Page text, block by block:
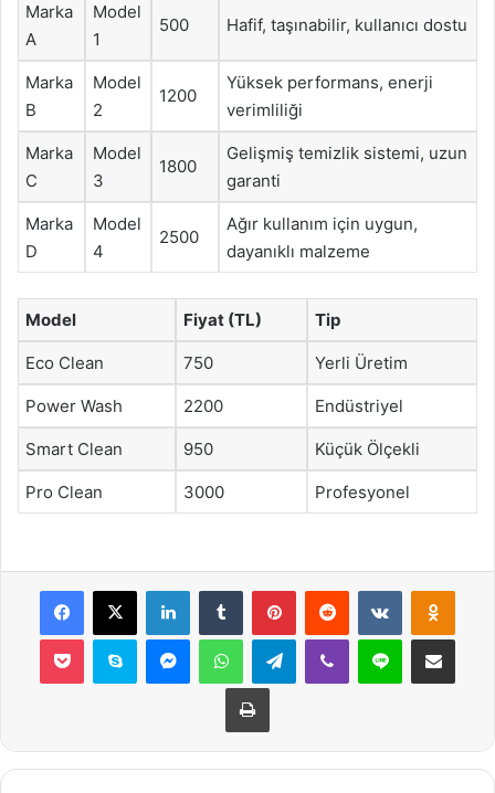
Marka
A
Model
1
500 Hafif, taşınabilir, kullanıcı dostu
Marka
B
Model
2
1200
Yüksek performans, enerji
verimliliği
Marka
C
Model
3
1800
Gelişmiş temizlik sistemi, uzun
garanti
Marka
D
Model
4
2500
Ağır kullanım için uygun,
dayanıklı malzeme
Model Fiyat (TL) Tip
Eco Clean 750 Yerli Üretim
Power Wash 2200 Endüstriyel
Smart Clean 950 Küçük Ölçekli
Pro Clean 3000 Profesyonel
Facebook
X LinkedInTumblr PinterestReddit VKontakte
Pocket Skype MessengerWhatsAppTelegramViber Line E-Posta ile
Yazdır